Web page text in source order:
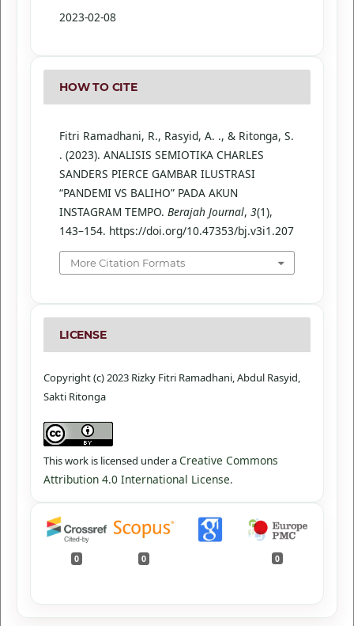
2023-02-08
HOW TO CITE
Fitri Ramadhani, R., Rasyid, A. ., & Ritonga, S.
. (2023). ANALISIS SEMIOTIKA CHARLES
SANDERS PIERCE GAMBAR ILUSTRASI
“PANDEMI VS BALIHO” PADA AKUN
INSTAGRAM TEMPO. Berajah Journal, 3(1),
143–154. https://doi.org/10.47353/bj.v3i1.207
More Citation Formats
LICENSE
Copyright (c) 2023 Rizky Fitri Ramadhani, Abdul Rasyid,
Sakti Ritonga
This work is licensed under aCreative Commons
Attribution 4.0 International License.
0 0 0